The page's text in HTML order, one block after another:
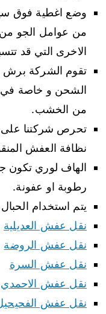
وضع اغطية فوق
من عوامل الجو من
الاخرى التي قد
تقوم الشركة برش
الشحن و خاصة في
من الخشب.
تحرص شركتنا على
نظافة العفش
الهاف لوري تكون
رطوبة او عفونة.
يتم استخدام
نقل عفش العديلية
نقل عفش الروضة
نقل عفش السرة
نقل عفش الاحمدي
نقل عفش